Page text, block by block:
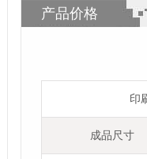
产品价格
印
成品尺寸